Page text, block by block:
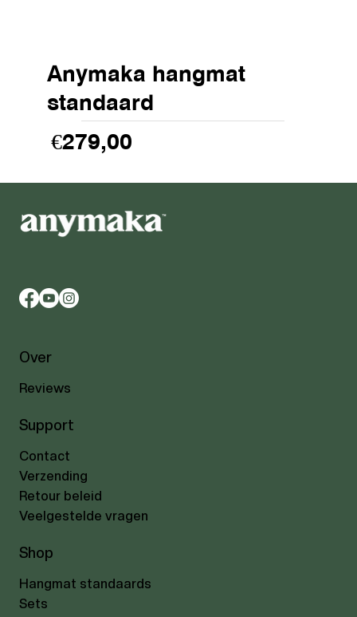
Anymaka hangmat
standaard
€279,00
Shop
Hangmat standaards
Sets
Support
Contact
Verzending
Retour beleid
Veelgestelde vragen
Over
Reviews